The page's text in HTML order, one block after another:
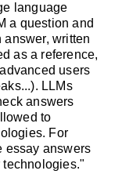
language
a question and
answer, written
as a reference,
users
LLMs
answers
to
For
essay answers
technologies."